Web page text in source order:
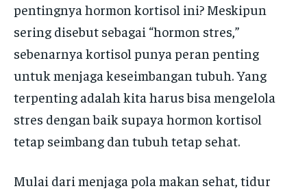
pentingnya hormon kortisol ini? Meskipun
sering disebut sebagai “hormon stres,”
sebenarnya kortisol punya peran penting
untuk menjaga keseimbangan tubuh. Yang
terpenting adalah kita harus bisa mengelola
stres dengan baik supaya hormon kortisol
tetap seimbang dan tubuh tetap sehat.
Mulai dari menjaga pola makan sehat, tidur